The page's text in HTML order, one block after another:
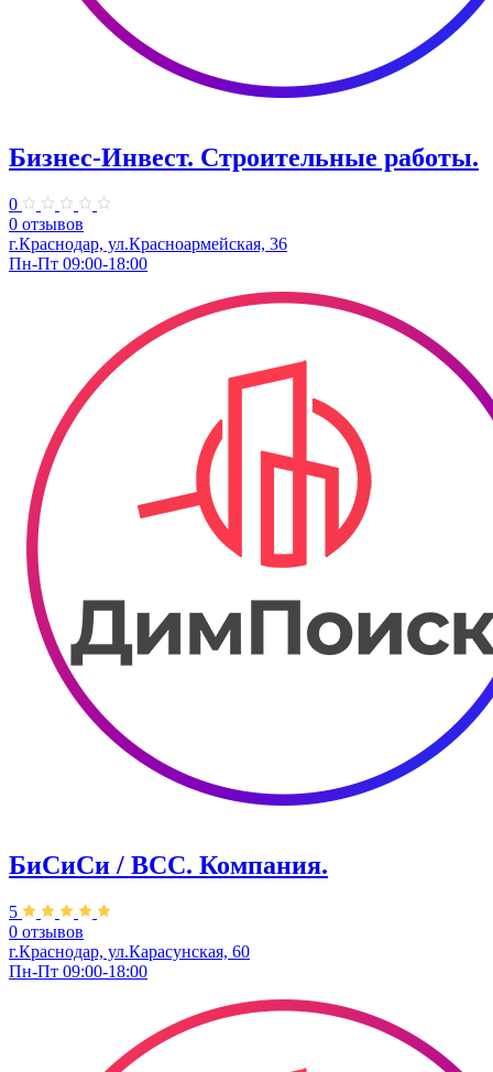
Бизнес-Инвест. Строительные работы.
0
0 отзывов
г.Краснодар, ул.Красноармейская, 36
Пн-Пт 09:00-18:00
БиСиСи / BCC. Компания.
5
0 отзывов
г.Краснодар, ул.Карасунская, 60
Пн-Пт 09:00-18:00